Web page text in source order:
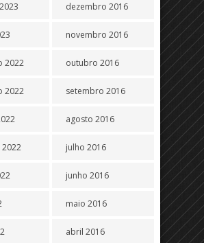
2022
2022
dezembro 2016
novembro 2016
outubro 2016
setembro 2016
agosto 2016
julho 2016
junho 2016
maio 2016
abril 2016